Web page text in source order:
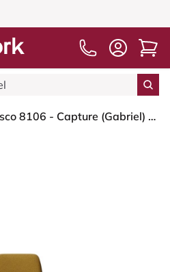
HÅG Capisco 8106 - Capture (Gabriel) - Wol / Polyamide - CPT6401 - Ochre - Zwart - 150mm - Harde wielen t.b.v. zachte vloeren